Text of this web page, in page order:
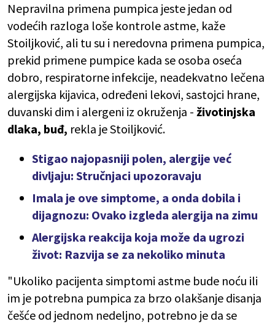
Nepravilna primena pumpica jeste jedan od
vodećih razloga loše kontrole astme, kaže
Stoiljković, ali tu su i neredovna primena pumpica,
prekid primene pumpice kada se osoba oseća
dobro, respiratorne infekcije, neadekvatno lečena
alergijska kijavica, određeni lekovi, sastojci hrane,
duvanski dim i alergeni iz okruženja - životinjska
dlaka, buđ, rekla je Stoiljković.
Stigao najopasniji polen, alergije već
divljaju: Stručnjaci upozoravaju
Imala je ove simptome, a onda dobila i
dijagnozu: Ovako izgleda alergija na zimu
Alergijska reakcija koja može da ugrozi
život: Razvija se za nekoliko minuta
"Ukoliko pacijenta simptomi astme bude noću ili
im je potrebna pumpica za brzo olakšanje disanja
češće od jednom nedeljno, potrebno je da se